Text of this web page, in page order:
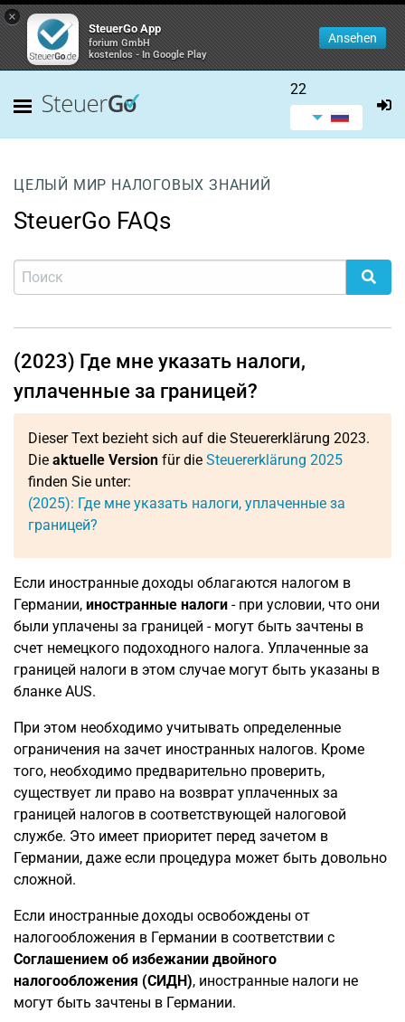
×
SteuerGo App
forium GmbH
kostenlos - In Google Play
Ansehen
22
ЦЕЛЫЙ МИР НАЛОГОВЫХ ЗНАНИЙ
SteuerGo FAQs
(2023) Где мне указать налоги,
уплаченные за границей?
Dieser Text bezieht sich auf die Steuererklärung 2023.
Die aktuelle Version für die Steuererklärung 2025
finden Sie unter:
(2025): Где мне указать налоги, уплаченные за
границей?
Если иностранные доходы облагаются налогом в
Германии, иностранные налоги - при условии, что они
были уплачены за границей - могут быть зачтены в
счет немецкого подоходного налога. Уплаченные за
границей налоги в этом случае могут быть указаны в
бланке AUS.
При этом необходимо учитывать определенные
ограничения на зачет иностранных налогов. Кроме
того, необходимо предварительно проверить,
существует ли право на возврат уплаченных за
границей налогов в соответствующей налоговой
службе. Это имеет приоритет перед зачетом в
Германии, даже если процедура может быть довольно
сложной.
Если иностранные доходы освобождены от
налогообложения в Германии в соответствии с
Соглашением об избежании двойного
налогообложения (СИДН), иностранные налоги не
могут быть зачтены в Германии.